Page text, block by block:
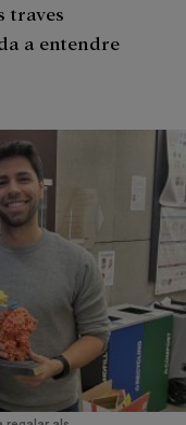
traves
a entendre